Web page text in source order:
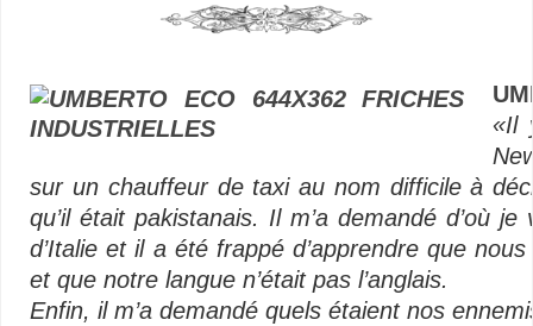
«Il
sur un chauffeur de taxi au nom difficile à
qu’il était pakistanais. Il m’a demandé d’où
d’Italie et il a été frappé d’apprendre que
et que notre langue n’était pas l’anglais.
Enfin, il m’a demandé quels étaient nos